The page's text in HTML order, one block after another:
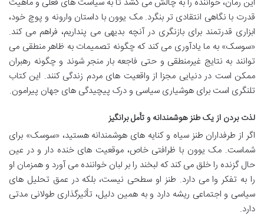
قدرت با نگاهی انتقادی تر بنگرد. مک یوون با داستان وارونه و پوچ خود،
ابزاری قدرتمند برای بازنگری در آنچه بدیهی می پنداریم، فراهم می کند.
«سوسک» به ما یادآوری می کند که چگونه تصمیمات به ظاهر منطقی می
توانند به نتایج غیرمنطقی و حتی فاجعه بار منجر شوند و چگونه رهبران
ممکن است در دنیایی مجزا از واقعیت های مردم زندگی کنند. این کتاب
تلنگری است برای هوشیاری سیاسی و درک پیچیدگی های جهان پیرامون.
لذت بردن از یک طنز هوشمندانه و تأمل برانگیز
اگر از طرفداران طنز سیاه و کنایه های هوشمندانه هستید، «سوسک» برای
شماست. مک یوون با ظرافتی خاص، موقعیت های خنده دار و در عین
حال گزنده را خلق می کند که لبخند را بر لبان خواننده می آورد و همزمان او
را به تفکر وا می دارد. طنز او سطحی نیست، بلکه در عمق تحلیل های
سیاسی و اجتماعی ریشه دارد و به همین دلیل، تأثیرگذاری طولانی مدتی
دارد.